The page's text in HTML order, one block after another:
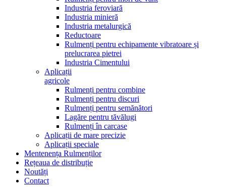
Industria feroviară
Industria minieră
Industria metalurgică
Reductoare
Rulmenți pentru echipamente vibratoare și
prelucrarea pietrei
Industria Cimentului
Aplicații
agricole
Rulmenți pentru combine
Rulmenți pentru discuri
Rulmenți pentru semănători
Lagăre pentru tăvălugi
Rulmenți în carcase
Aplicații de mare precizie
Aplicații speciale
Mentenența Rulmenților
Rețeaua de distribuție
Noutăți
Contact